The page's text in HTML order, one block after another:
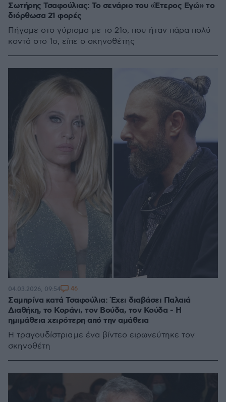
Σωτήρης Τσαφούλιας: Το σενάριο του «Έτερος Εγώ» το
διόρθωσα 21 φορές
Πήγαμε στο γύρισμα με το 21ο, που ήταν πάρα πολύ
κοντά στο 1ο, είπε ο σκηνοθέτης
Σαμπρίνα κατά Τσαφούλια: Έχει διαβάσει Παλαιά
Διαθήκη, το Κοράνι, τον Βούδα, τον Κούδα - Η
ημιμάθεια χειρότερη από την αμάθεια
Η τραγουδίστρια με ένα βίντεο ειρωνεύτηκε τον
σκηνοθέτη
04.03.2026, 09:54 46